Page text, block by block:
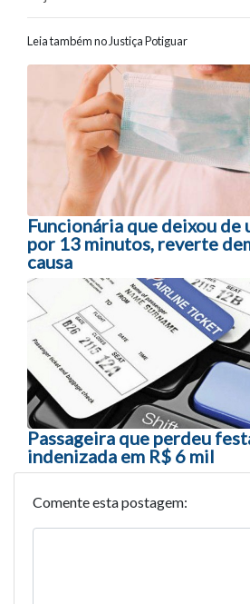
Leia também no Justiça Potiguar
Navegação entre
Funcionária que deixou de
por 13 minutos, reverte
causa
Passageira que perdeu
indenizada em R$ 6 mil
Comente esta postagem: